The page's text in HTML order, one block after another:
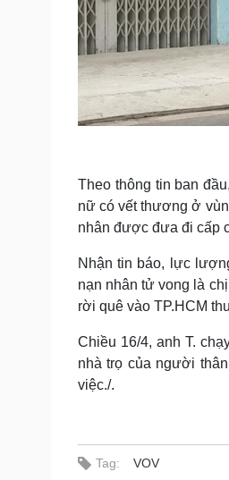
Theo thông tin ban
nữ có vết thương ở
nhân được đưa đi cấp
Nhận tin báo, lực
nạn nhân tử vong là
rời quê vào TP.HCM
Chiều 16/4, anh T.
nhà trọ của người
việc./.
Tag: VOV